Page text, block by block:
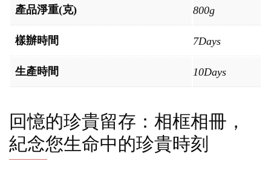
產品淨重(克) 800g
樣辦時間 7Days
生產時間 10Days
回憶的珍貴留存：相框相冊，
紀念您生命中的珍貴時刻